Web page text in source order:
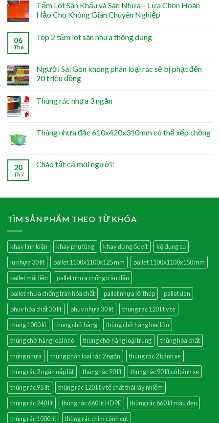
Tấm Lót Sân Khấu và Sàn Nhựa – Lựa Chọn Hoàn
Hảo Cho Không Gian Chuyên Nghiệp
06
Th6
Top 2 tấm lót sàn nhựa thông dụng
Người Sài Gòn không phân loại rác sẽ bị phạt đến
20 triệu đồng
Thùng rác nhựa 3 ngăn
Thùng nhựa đặc 610x420x310mm có thể xếp chồng
20
Th7
Chào tất cả mọi người!
TÌM SẢN PHẨM THEO TỪ KHÓA
khay linh kiện khay phụ tùng khay đựng ốc vít
kệ dụng cụ
lu nhựa 30 lít
pallet 1100x1100x125 mm
pallet 1100x1100x150 mm
pallet mặt liền
pallet nhựa chống tràn dầu
pallet nhựa chống tràn hóa chất
pallet nhựa lõi thép
pallet đen
phuy hóa chất 30 lít
phuy nhựa 30 lít
thung rac 120 lit y te
thùng 1000 lít
thùng chở hàng
thùng chở hàng loại lớn
thùng chở hàng loại nhỏ
thùng chở hàng loại trung
thùng hóa chất
thùng nhựa
thùng phân loai rác 2 ngăn
thùng rác 2 bánh xe
thùng rác 2 ngăn nắp lật
thùng rác 90 lít
thùng rác 90 lít có bánh xe
thùng rác 95 lít
thùng rác 120 lít y tế chất thải lây nhiễm
thùng rác 240 lít
thùng rác 660 lít HDPE
thùng rác 660 lít màu đen
thùng rác 1000 lít
thùng rác chim cánh cụt